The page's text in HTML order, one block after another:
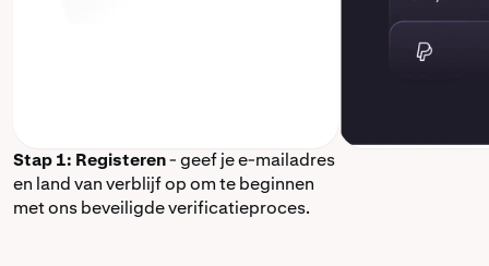
Stap 1: Registeren- geef je e-mailadres
en land van verblijf op om te beginnen
met ons beveiligde verificatieproces.